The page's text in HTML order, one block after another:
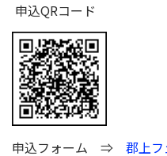
申込QRコード
申込フォーム ⇒ 郡上